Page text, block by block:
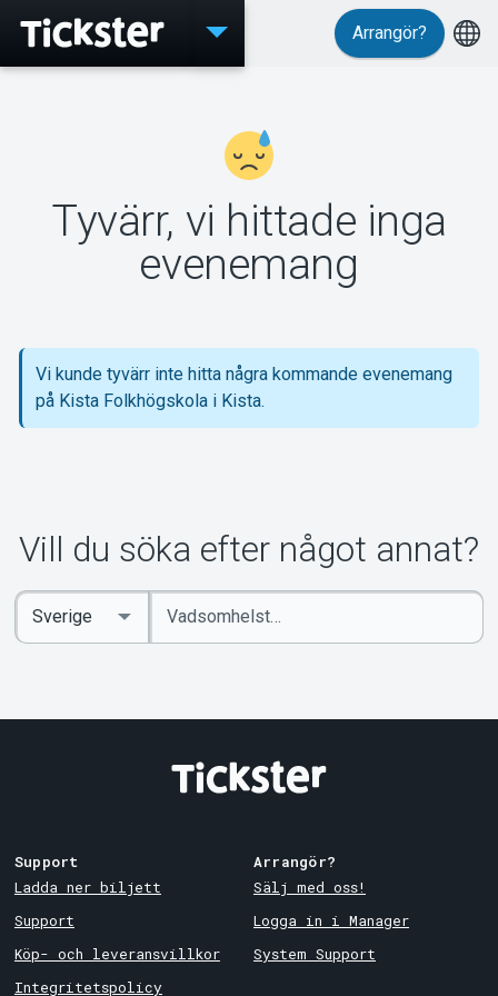
Evenemang
MyTickster
Support
Arrangör?
Tyvärr, vi hittade inga
evenemang
Vi kunde tyvärr inte hitta några kommande evenemang
på Kista Folkhögskola i Kista.
Vill du söka efter något annat?
Ange
sökord
Select
Country
Support
Ladda ner biljett
Support
Köp- och leveransvillkor
Integritetspolicy
Arrangör?
Sälj med oss!
Logga in i Manager
System Support